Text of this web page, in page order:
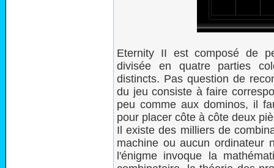
Eternity II est composé de
divisée en quatre parties
distincts. Pas question de
du jeu consiste à faire
peu comme aux dominos, il
pour placer côte à côte deux
Il existe des milliers de
machine ou aucun ordinateur
l'énigme invoque la